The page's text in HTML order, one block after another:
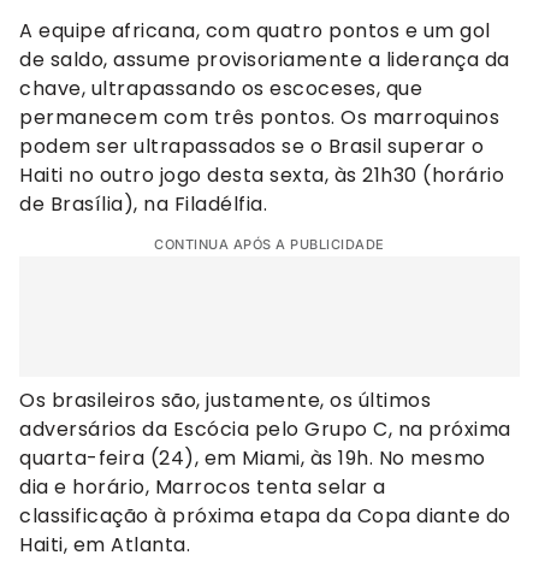
A equipe africana, com quatro pontos e um gol
de saldo, assume provisoriamente a liderança da
chave, ultrapassando os escoceses, que
permanecem com três pontos. Os marroquinos
podem ser ultrapassados se o Brasil superar o
Haiti no outro jogo desta sexta, às 21h30 (horário
de Brasília), na Filadélfia.
CONTINUA APÓS A PUBLICIDADE
Os brasileiros são, justamente, os últimos
adversários da Escócia pelo Grupo C, na próxima
quarta-feira (24), em Miami, às 19h. No mesmo
dia e horário, Marrocos tenta selar a
classificação à próxima etapa da Copa diante do
Haiti, em Atlanta.